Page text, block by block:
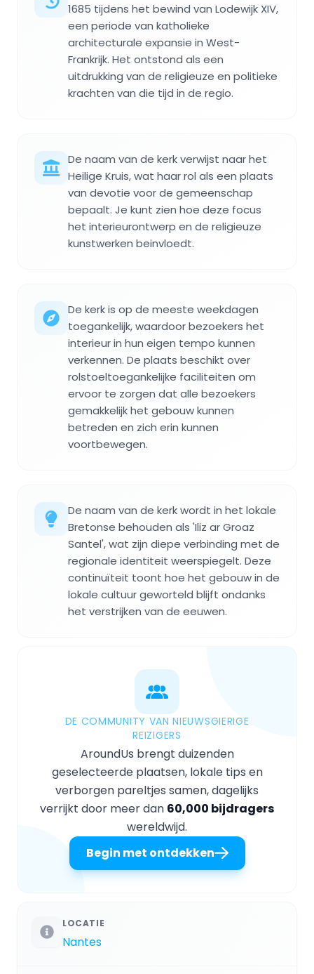
1685 tijdens het bewind van Lodewijk XIV,
een periode van katholieke
architecturale expansie in West-
Frankrijk. Het ontstond als een
uitdrukking van de religieuze en politieke
krachten van die tijd in de regio.
De naam van de kerk verwijst naar het
Heilige Kruis, wat haar rol als een plaats
van devotie voor de gemeenschap
bepaalt. Je kunt zien hoe deze focus
het interieurontwerp en de religieuze
kunstwerken beinvloedt.
De kerk is op de meeste weekdagen
toegankelijk, waardoor bezoekers het
interieur in hun eigen tempo kunnen
verkennen. De plaats beschikt over
rolstoeltoegankelijke faciliteiten om
ervoor te zorgen dat alle bezoekers
gemakkelijk het gebouw kunnen
betreden en zich erin kunnen
voortbewegen.
De naam van de kerk wordt in het lokale
Bretonse behouden als 'Iliz ar Groaz
Santel', wat zijn diepe verbinding met de
regionale identiteit weerspiegelt. Deze
continuïteit toont hoe het gebouw in de
lokale cultuur geworteld blijft ondanks
het verstrijken van de eeuwen.
DE COMMUNITY VAN NIEUWSGIERIGE
REIZIGERS
AroundUs brengt duizenden
geselecteerde plaatsen, lokale tips en
verborgen pareltjes samen, dagelijks
verrijkt door meer dan 60,000 bijdragers
wereldwijd.
Begin met ontdekken
LOCATIE
Nantes